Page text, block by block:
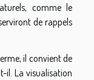
comme le
de rappels
il convient de
il. La visualisation